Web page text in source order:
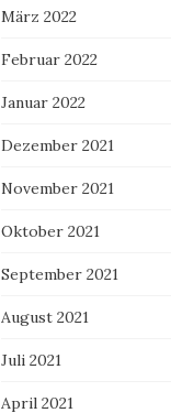
März 2022
Februar 2022
Januar 2022
Dezember 2021
November 2021
Oktober 2021
September 2021
August 2021
Juli 2021
April 2021